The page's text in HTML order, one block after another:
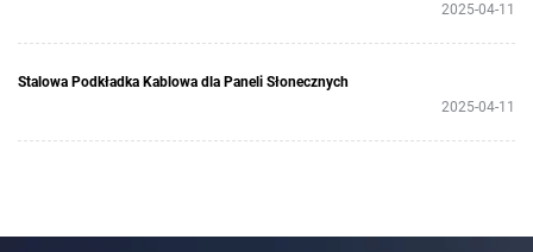
2025-04-11
Stalowa Podkładka Kablowa dla Paneli Słonecznych
2025-04-11